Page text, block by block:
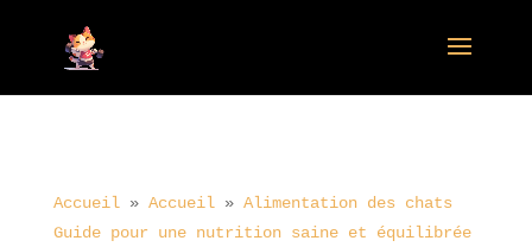
Accueil» Accueil» Alimentation des chats
Guide pour une nutrition saine et équilibrée